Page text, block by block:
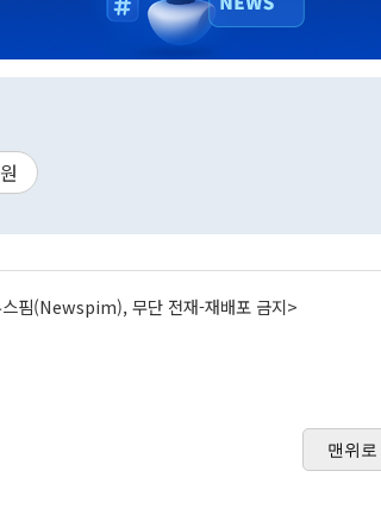
스핌(Newspim), 무단 전재-재배포 금지>
맨위로